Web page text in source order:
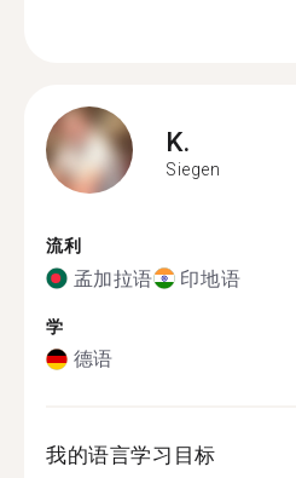
K.
Siegen
流利
孟加拉语 印地语
学
德语
我的语言学习目标